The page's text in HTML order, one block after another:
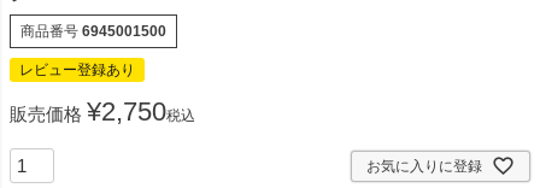
商品番号 6945001500
レビュー登録あり
販売価格 ¥2,750税込
お気に入りに登録